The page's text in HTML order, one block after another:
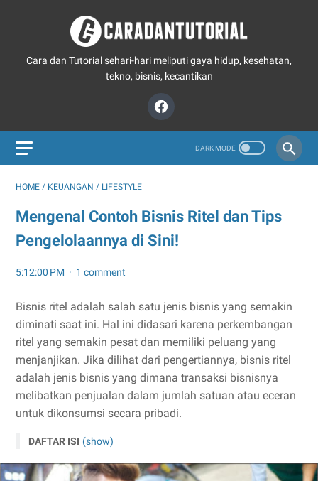
Cara dan Tutorial sehari-hari meliputi gaya hidup, kesehatan,
tekno, bisnis, kecantikan
HOME / KEUANGAN / LIFESTYLE
Mengenal Contoh Bisnis Ritel dan Tips
Pengelolaannya di Sini!
5:12:00 PM 1 comment
Bisnis ritel adalah salah satu jenis bisnis yang semakin
diminati saat ini. Hal ini didasari karena perkembangan
ritel yang semakin pesat dan memiliki peluang yang
menjanjikan. Jika dilihat dari pengertiannya, bisnis ritel
adalah jenis bisnis yang dimana transaksi bisnisnya
melibatkan penjualan dalam jumlah satuan atau eceran
untuk dikonsumsi secara pribadi.
DAFTAR ISI (show)